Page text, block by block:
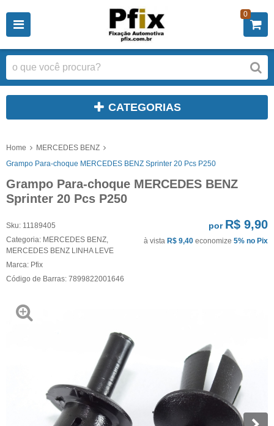
0
CATEGORIAS
Home
MERCEDES BENZ
Grampo Para-choque MERCEDES BENZ Sprinter 20 Pcs P250
Grampo Para-choque MERCEDES BENZ
Sprinter 20 Pcs P250
Sku: 11189405
Categoria: MERCEDES BENZ
MERCEDES BENZ LINHA LEVE
Marca: Pfix
Código de Barras: 7899822001646
por R$ 9,90
à vista R$ 9,40 economize 5% no Pix